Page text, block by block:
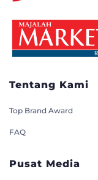
Tentang Kami
Top Brand Award
FAQ
Pusat Media